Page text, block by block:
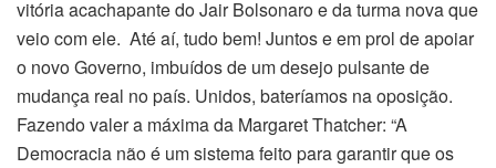
vitória acachapante do Jair Bolsonaro e da turma nova que
veio com ele. Até aí, tudo bem! Juntos e em prol de apoiar
o novo Governo, imbuídos de um desejo pulsante de
mudança real no país. Unidos, bateríamos na oposição.
Fazendo valer a máxima da Margaret Thatcher: “A
Democracia não é um sistema feito para garantir que os